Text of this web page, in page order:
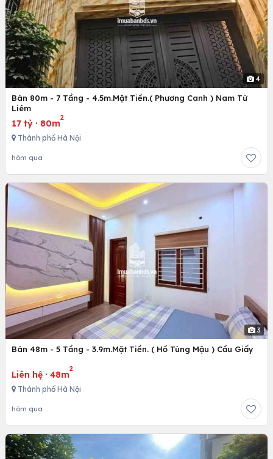
4
Bán 80m - 7 Tầng - 4.5m.Mặt Tiền.( Phương Canh ) Nam Từ
Liêm
17 tỷ · 80m
2
Thành phố Hà Nội
hôm qua
3
Bán 48m - 5 Tầng - 3.9m.Mặt Tiền. ( Hồ Tùng Mậu ) Cầu Giấy
Liên hệ · 48m
2
Thành phố Hà Nội
hôm qua